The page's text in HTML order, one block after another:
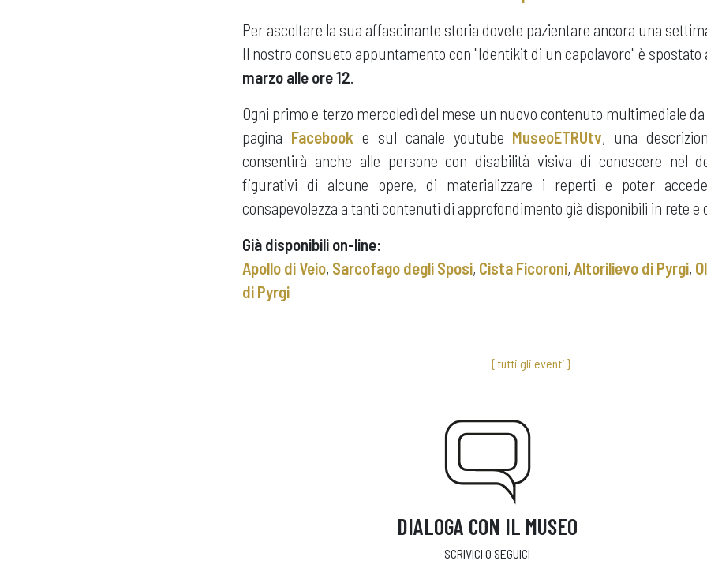
Per ascoltare la sua affascinante storia dovete pazientare ancora una
Il nostro consueto appuntamento con "Identikit di un capolavoro" è spostato
marzo alle ore 12
Ogni primo e terzo mercoledì del mese un nuovo contenuto multimediale
pagina Facebook e sul canale youtube MuseoETRUtv, una
consentirà anche alle persone con disabilità visiva di conoscere nel
figurativi di alcune opere, di materializzare i reperti e poter
consapevolezza a tanti contenuti di approfondimento già disponibili in rete e
Già disponibili on-line:
Apollo di Veio, Sarcofago degli Sposi, Cista Ficoroni, Altorilievo di Pyrgi,
di Pyrgi
{ tutti gli eventi }
DIALOGA CON IL MUSEO
SCRIVICI O SEGUICI